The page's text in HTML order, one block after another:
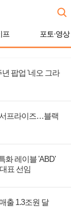
프 포토·영상
년 팝업 '네오 그라
서프라이즈…블랙
화 레이블 'ABD'
표 선임
출 1.3조원 달